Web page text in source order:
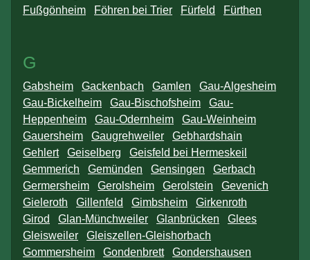
Fußgönheim
Föhren bei Trier Fürfeld Fürthen
G
Gabsheim Gackenbach Gamlen
Gau-Algesheim
Gau-Bickelheim
Gau-Bischofsheim
Gau-
Heppenheim
Gau-Odernheim
Gau-Weinheim
Gauersheim
Gaugrehweiler
Gebhardshain
Gehlert
Geiselberg
Geisfeld bei Hermeskeil
Gemmerich
Gemünden Gensingen
Gerbach
Germersheim
Gerolsheim Gerolstein
Gevenich
Gieleroth
Gillenfeld Gimbsheim
Girkenroth
Girod
Glan-Münchweiler Glanbrücken
Glees
Gleisweiler
Gleiszellen-Gleishorbach
Gommersheim
Gondenbrett
Gondershausen